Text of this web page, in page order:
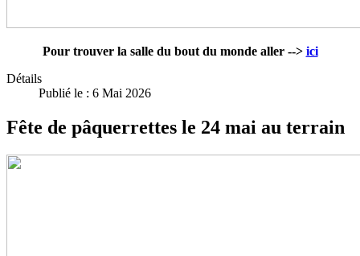
Pour trouver la salle du bout du monde aller --> ici
Détails
Publié le : 6 Mai 2026
Fête de pâquerrettes le 24 mai au terrain